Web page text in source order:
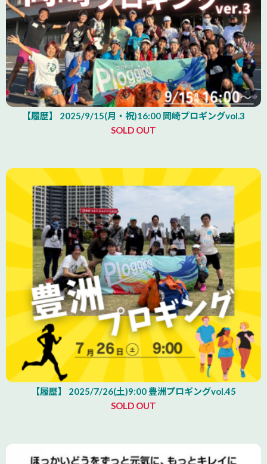
【履歴】 2025/9/15(月・祝)16:00 岡崎プロギングvol.3
SOLD OUT
【履歴】 2025/7/26(土)9:00 豊洲プロギングvol.45
SOLD OUT